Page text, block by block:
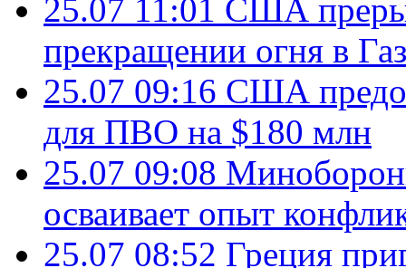
25.07 11:01 США
прекращении огня в
25.07 09:16 США
для ПВО на $180 млн
25.07 09:08
осваивает опыт
25.07 08:52 Греция